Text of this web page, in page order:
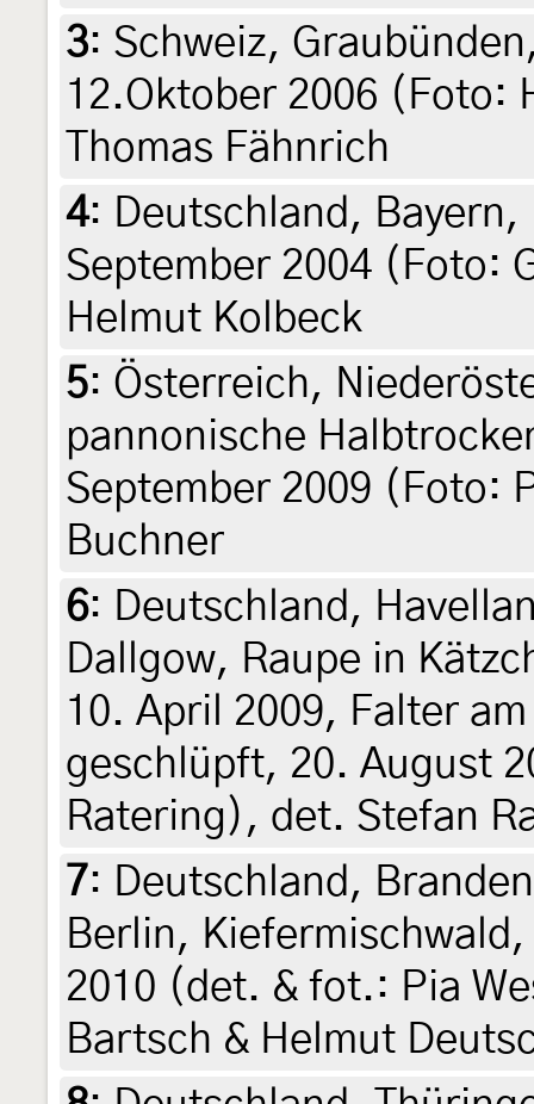
3: Schweiz,
12.Oktober 2006 (Foto:
Thomas Fähnrich
4: Deutschland,
September 2004 (Foto:
Helmut Kolbeck
5: Österreich,
pannonische
September 2009 (Foto:
Buchner
6: Deutschland,
Dallgow, Raupe in
10. April 2009, Falter
geschlüpft, 20. August
Ratering), det. Stefan
7: Deutschland,
Berlin,
2010 (det. & fot.: Pia
Bartsch & Helmut